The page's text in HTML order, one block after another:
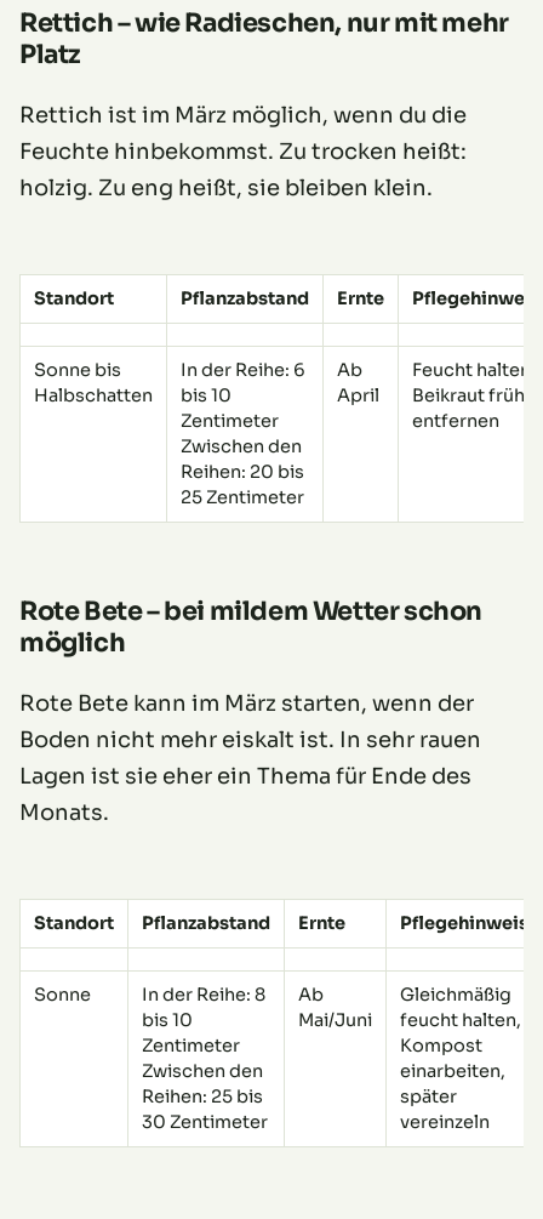
Rettich – wie Radieschen, nur mit mehr
Platz
Rettich ist im März möglich, wenn du die
Feuchte hinbekommst. Zu trocken heißt:
holzig. Zu eng heißt, sie bleiben klein.
Standort Pflanzabstand Ernte
Sonne bis
Halbschatten
In der Reihe: 6
bis 10
Zentimeter
Zwischen den
Reihen: 20 bis
25 Zentimeter
Ab
April
Feucht halten,
Beikraut früh
entfernen
Rote Bete – bei mildem Wetter schon
möglich
Rote Bete kann im März starten, wenn der
Boden nicht mehr eiskalt ist. In sehr rauen
Lagen ist sie eher ein Thema für Ende des
Monats.
Standort Pflanzabstand Ernte Pflegehinweise
Sonne
In der Reihe: 8
bis 10
Zentimeter
Zwischen den
Reihen: 25 bis
30 Zentimeter
Ab
Mai/Juni
Gleichmäßig
feucht halten,
Kompost
einarbeiten,
später
vereinzeln